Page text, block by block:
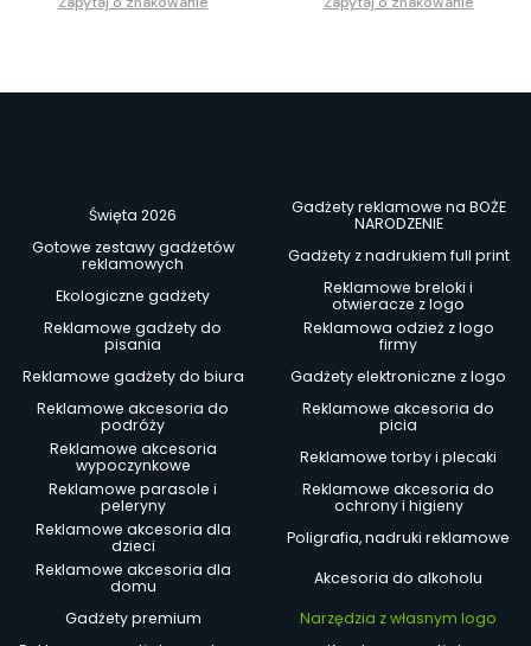
Święta 2026
Gadżety reklamowe na BOŻE
NARODZENIE
Gotowe zestawy gadżetów
reklamowych
Gadżety z nadrukiem full print
Ekologiczne gadżety
Reklamowe breloki i
otwieracze z logo
Reklamowe gadżety do
pisania
Reklamowa odzież z logo
firmy
Reklamowe gadżety do biura
Gadżety elektroniczne z logo
Reklamowe akcesoria do
podróży
Reklamowe akcesoria do
picia
Reklamowe akcesoria
wypoczynkowe
Reklamowe torby i plecaki
Reklamowe parasole i
peleryny
Reklamowe akcesoria do
ochrony i higieny
Reklamowe akcesoria dla
dzieci
Poligrafia, nadruki reklamowe
Reklamowe akcesoria dla
domu
Akcesoria do alkoholu
Gadżety premium
Narzędzia z własnym logo